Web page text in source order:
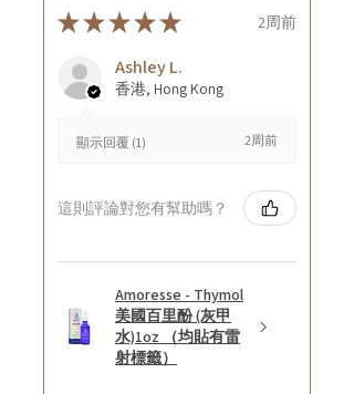
★★★★★ 2周前
Ashley L.
香港, Hong Kong
顯示回覆 (1) 2周前
這則評論對您有幫助嗎？
Amoresse - Thymol
美國百里酚 (灰甲
水)1oz （均貼有雷
射標籤）